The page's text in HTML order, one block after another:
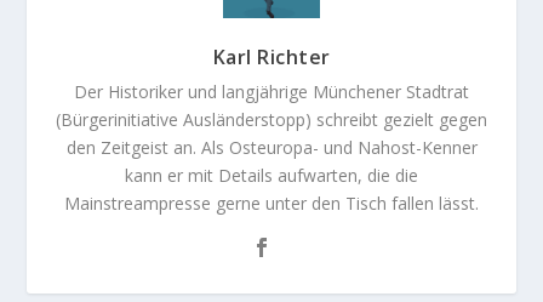
Karl Richter
Der Historiker und langjährige Münchener Stadtrat
(Bürgerinitiative Ausländerstopp) schreibt gezielt gegen
den Zeitgeist an. Als Osteuropa- und Nahost-Kenner
kann er mit Details aufwarten, die die
Mainstreampresse gerne unter den Tisch fallen lässt.